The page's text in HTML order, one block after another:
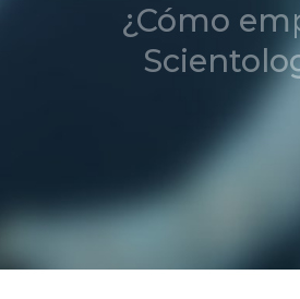
¿Cómo